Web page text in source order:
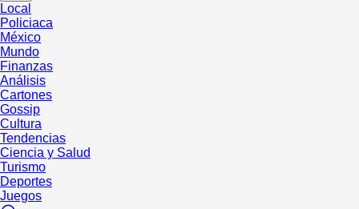
Local
Policiaca
México
Mundo
Finanzas
Análisis
Cartones
Gossip
Cultura
Tendencias
Ciencia y Salud
Turismo
Deportes
Juegos